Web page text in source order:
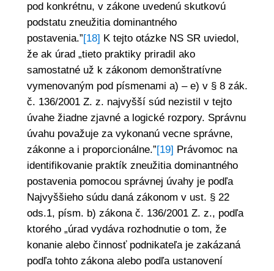
pod konkrétnu, v zákone uvedenú skutkovú
podstatu zneužitia dominantného
postavenia.”[18] K tejto otázke NS SR uviedol,
že ak úrad „tieto praktiky priradil ako
samostatné už k zákonom demonštratívne
vymenovaným pod písmenami a) – e) v § 8 zák.
č. 136/2001 Z. z. najvyšší súd nezistil v tejto
úvahe žiadne zjavné a logické rozpory. Správnu
úvahu považuje za vykonanú vecne správne,
zákonne a i proporcionálne.”[19] Právomoc na
identifikovanie praktík zneužitia dominantného
postavenia pomocou správnej úvahy je podľa
Najvyššieho súdu daná zákonom v ust. § 22
ods.1, písm. b) zákona č. 136/2001 Z. z., podľa
ktorého „úrad vydáva rozhodnutie o tom, že
konanie alebo činnosť podnikateľa je zakázaná
podľa tohto zákona alebo podľa ustanovení